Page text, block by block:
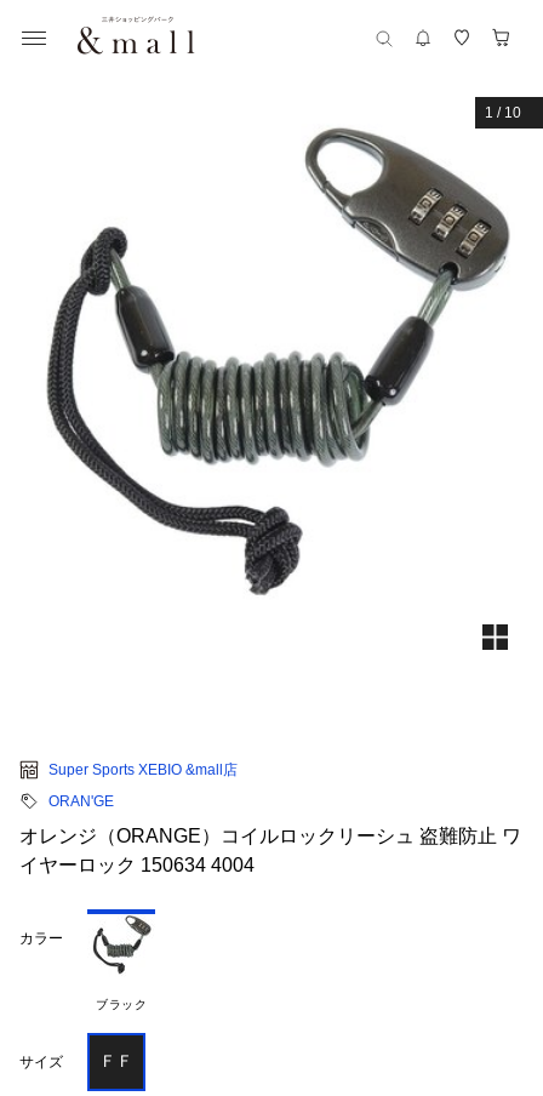
1 / 10
Super Sports XEBIO &mall店
ORAN'GE
オレンジ（ORANGE）コイルロックリーシュ 盗難防止 ワ
イヤーロック 150634 4004
カラー
ブラック
サイズ ＦＦ